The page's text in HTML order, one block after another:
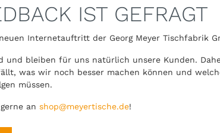
IST GEFRAGT
Internetauftritt der Georg Meyer Tischfabrik
und bleiben für uns natürlich unsere Kunden.
was wir noch besser machen können und
müssen.
an shop@meyertische.de!